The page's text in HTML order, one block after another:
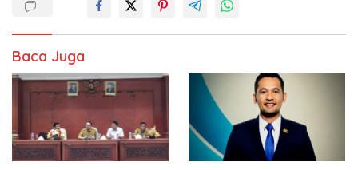
Baca Juga